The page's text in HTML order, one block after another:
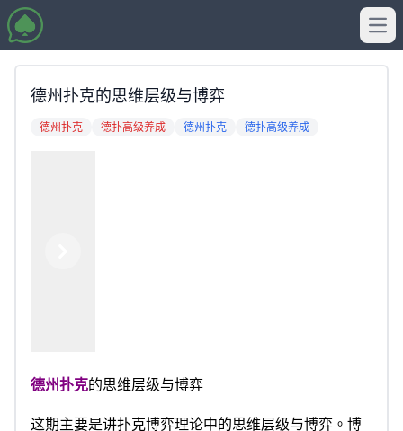
德州扑克的思维层级与博弈
德州扑克 德扑高级养成 德州扑克 德扑高级养成
德州扑克的思维层级与博弈
这期主要是讲扑克博弈理论中的思维层级与博弈。博